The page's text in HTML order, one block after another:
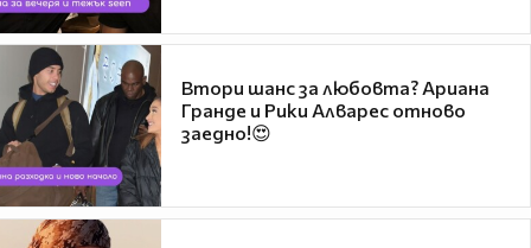
Втори шанс за любовта? Ариана
Гранде и Рики Алварес отново
заедно!😍